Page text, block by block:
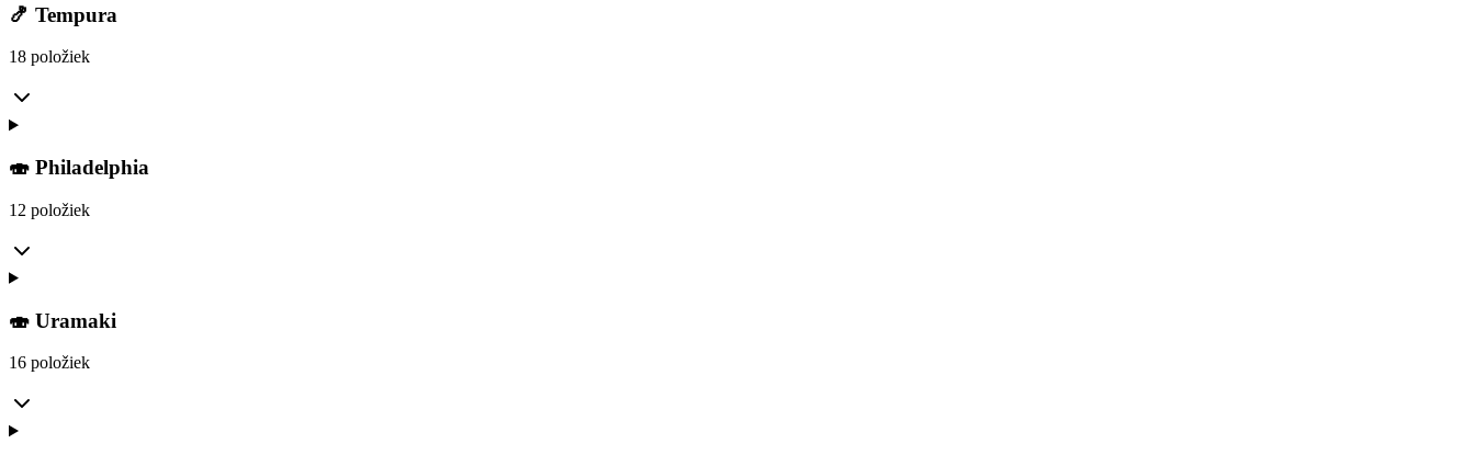
🍤 Tempura
18 položiek
🍣 Philadelphia
12 položiek
🍣 Uramaki
16 položiek